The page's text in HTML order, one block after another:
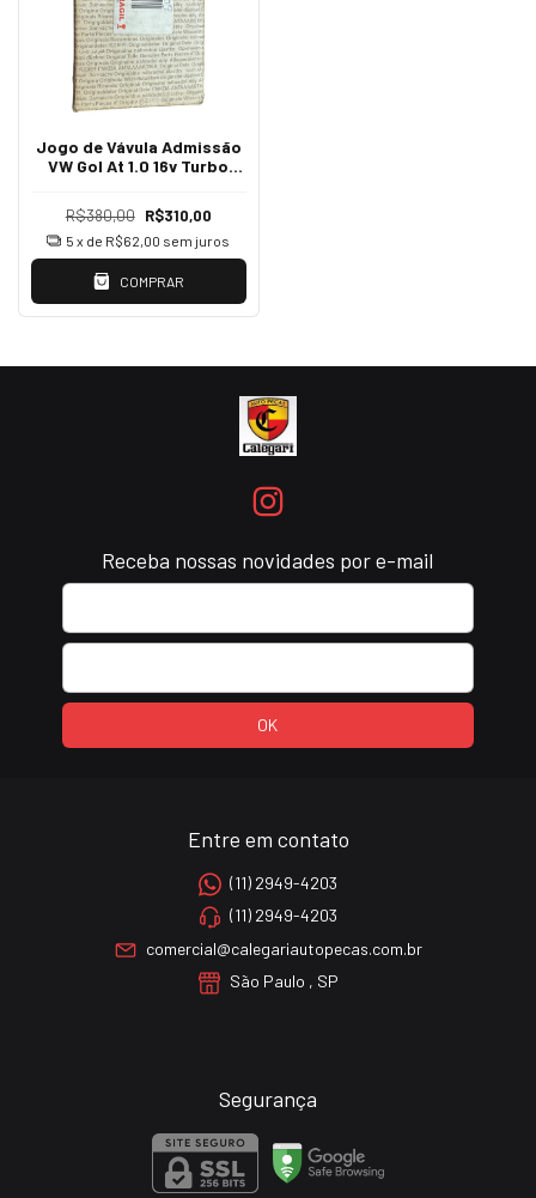
Jogo de Vávula Admissão
VW Gol At 1.0 16v Turbo
R$380,00 R$310,00
5 x de R$62,00 sem juros
COMPRAR
Receba nossas novidades por e-mail
Entre em contato
(11) 2949-4203
(11) 2949-4203
comercial@calegariautopecas.com.br
São Paulo , SP
Segurança